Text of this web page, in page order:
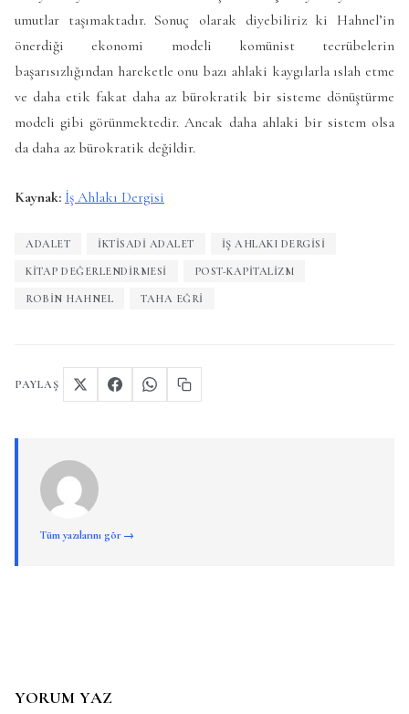
umutlar taşımaktadır. Sonuç olarak diyebiliriz ki Hahnel’in
önerdiği ekonomi modeli komünist tecrübelerin
başarısızlığından hareketle onu bazı ahlaki kaygılarla ıslah etme
ve daha etik fakat daha az bürokratik bir sisteme dönüştürme
modeli gibi görünmektedir. Ancak daha ahlaki bir sistem olsa
da daha az bürokratik değildir.
Kaynak: İş Ahlakı Dergisi
ADALET IKTISADI ADALET IŞ AHLAKI DERGISI
KITAP DEĞERLENDIRMESI POST-KAPITALIZM
ROBIN HAHNEL TAHA EĞRI
PAYLAŞ
Tüm yazılarını gör →
YORUM YAZ